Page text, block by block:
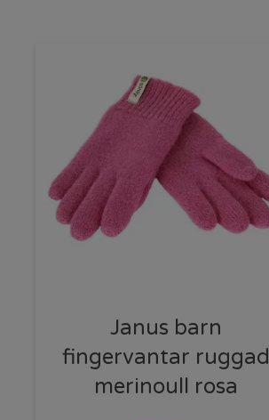
Janus barn
fingervantar ruggad
merinoull rosa